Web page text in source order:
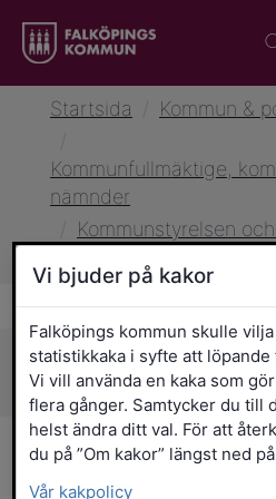
Startsida
Kommun &
Kommunfullmäktige,
nämnder
Kommunstyrelsen
Kommunstyrelsens
Sidans innehåll
Vi bjuder på kakor
Falköpings kommun skulle
statistikkaka i syfte att
Vi vill använda en kaka som
flera gånger. Samtycker du till
helst ändra ditt val. För att
du på ”Om kakor” längst ned
Vår kakpolicy